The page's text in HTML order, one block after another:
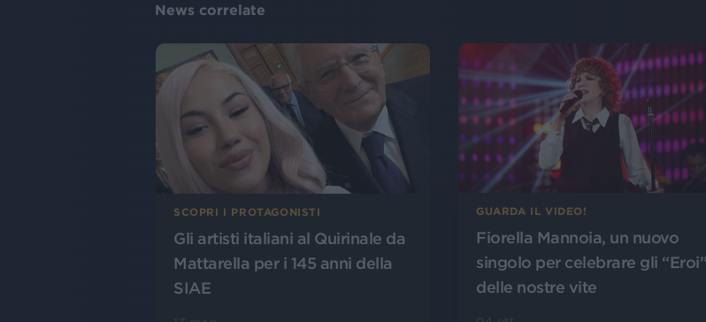
News correlate
SCOPRI I PROTAGONISTI
Gli artisti italiani al Quirinale da
Mattarella per i 145 anni della
SIAE
GUARDA IL VIDEO!
Fiorella Mannoia, un nuovo
singolo per celebrare gli “Eroi”
delle nostre vite